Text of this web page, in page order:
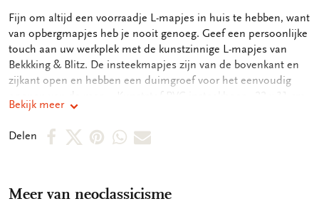
OMSCHRIJVING
Fijn om altijd een voorraadje L-mapjes in huis te hebben, want
van opbergmapjes heb je nooit genoeg. Geef een persoonlijke
touch aan uw werkplek met de kunstzinnige L-mapjes van
Bekkking & Blitz. De insteekmapjes zijn van de bovenkant en
zijkant open en hebben een duimgroef voor het eenvoudig
openen van de map. - Kunststof PVC insteekhoes - 22 x 31 cm
- Geschikt voor A4 formaat documenten - Full color print op
zowel voor als achterkant
Bekijk meer
Delen
DeelDeelDeelDeelDeel
mail
Meer van neoclassicisme